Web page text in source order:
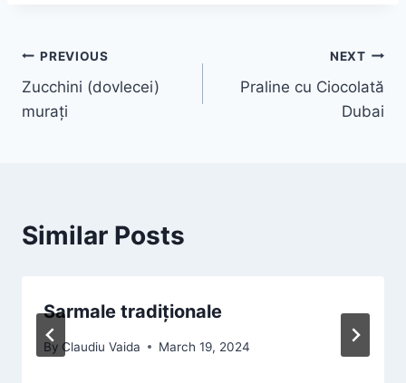
PREVIOUS
Zucchini (dovlecei)
murați
NEXT
Praline cu Ciocolată
Dubai
Similar Posts
Sarmale tradiționale
By Claudiu Vaida March 19, 2024